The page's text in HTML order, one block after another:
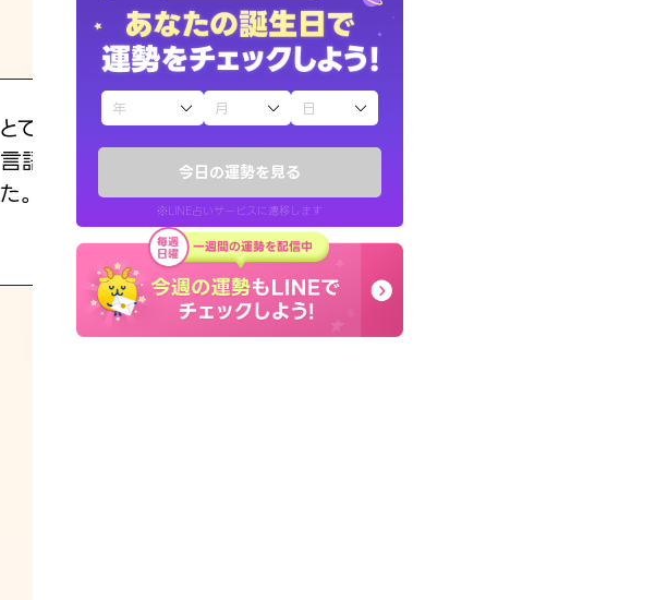
今日の運勢を見る
※LINE占いサービスに遷移します
よくある質問
えもじの子（占）12星座占い
お知らせ
とても的確で感じていた違和感を
言語化してくれたので腑に落ちまし
た。
30代 女性